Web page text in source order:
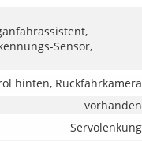
Sensor,
hinten, Rückfahrkamera
vorhanden
Servolenkung